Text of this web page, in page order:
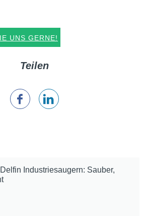
UNS GERNE!
Teilen
Industriesaugern: Sauber,